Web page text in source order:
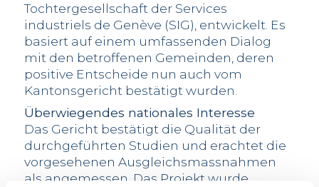
Tochtergesellschaft der Services
industriels de Genève (SIG), entwickelt. Es
basiert auf einem umfassenden Dialog
mit den betroffenen Gemeinden, deren
positive Entscheide nun auch vom
Kantonsgericht bestätigt wurden.
Überwiegendes nationales Interesse
Das Gericht bestätigt die Qualität der
durchgeführten Studien und erachtet die
vorgesehenen Ausgleichsmassnahmen
als angemessen. Das Projekt wurde